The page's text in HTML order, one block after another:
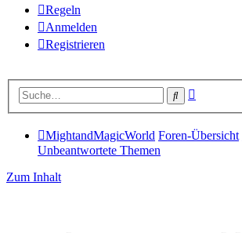
Regeln
Anmelden
Registrieren
Suche
MightandMagicWorld Foren-Übersicht
Unbeantwortete Themen
Zum Inhalt